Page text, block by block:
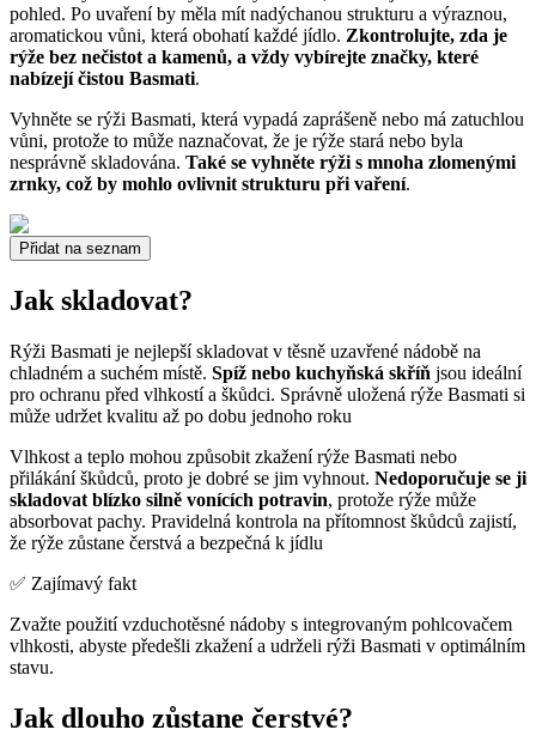
pohled. Po uvaření by měla mít nadýchanou strukturu a výraznou,
aromatickou vůni, která obohatí každé jídlo. Zkontrolujte, zda je
rýže bez nečistot a kamenů, a vždy vybírejte značky, které
nabízejí čistou Basmati.
Vyhněte se rýži Basmati, která vypadá zaprášeně nebo má zatuchlou
vůni, protože to může naznačovat, že je rýže stará nebo byla
nesprávně skladována. Také se vyhněte rýži s mnoha zlomenými
zrnky, což by mohlo ovlivnit strukturu při vaření.
Přidat na seznam
Jak skladovat?
Rýži Basmati je nejlepší skladovat v těsně uzavřené nádobě na
chladném a suchém místě. Spíž nebo kuchyňská skříň jsou ideální
pro ochranu před vlhkostí a škůdci. Správně uložená rýže Basmati si
může udržet kvalitu až po dobu jednoho roku
Vlhkost a teplo mohou způsobit zkažení rýže Basmati nebo
přilákání škůdců, proto je dobré se jim vyhnout. Nedoporučuje se ji
skladovat blízko silně vonících potravin, protože rýže může
absorbovat pachy. Pravidelná kontrola na přítomnost škůdců zajistí,
že rýže zůstane čerstvá a bezpečná k jídlu
✅ Zajímavý fakt
Zvažte použití vzduchotěsné nádoby s integrovaným pohlcovačem
vlhkosti, abyste předešli zkažení a udrželi rýži Basmati v optimálním
stavu.
Jak dlouho zůstane čerstvé?